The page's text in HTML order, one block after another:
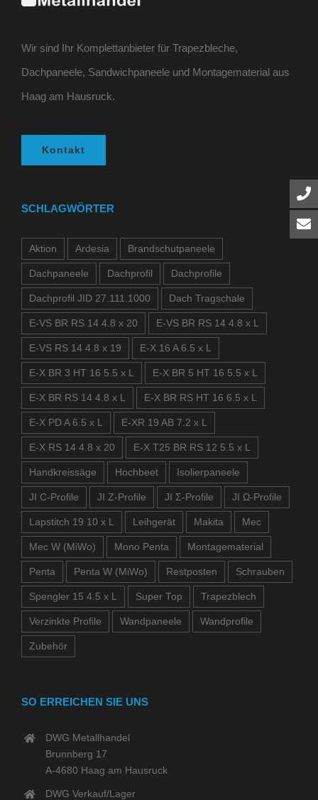
Wir sind Ihr Komplettanbieter für Trapezbleche,
Dachpaneele, Sandwichpaneele und Montagematerial aus
Haag am Hausruck.
Kontakt
SCHLAGWÖRTER
Aktion Ardesia Brandschutpaneele
Dachpaneele Dachprofil Dachprofile
Dachprofil JID 27.111.1000 Dach Tragschale
E-VS BR RS 14 4.8 x 20 E-VS BR RS 14 4.8 x L
E-VS RS 14 4.8 x 19 E-X 16 A 6.5 x L
E-X BR 3 HT 16 5.5 x L E-X BR 5 HT 16 5.5 x L
E-X BR RS 14 4.8 x L E-X BR RS HT 16 6.5 x L
E-X PD A 6.5 x L E-XR 19 AB 7.2 x L
E-X RS 14 4.8 x 20 E-X T25 BR RS 12 5.5 x L
Handkreissäge Hochbeet Isolierpaneele
JI C-Profile JI Z-Profile JI Σ-Profile JI Ω-Profile
Lapstitch 19 10 x L Leihgerät Makita Mec
Mec W (MiWo) Mono Penta Montagematerial
Penta Penta W (MiWo) Restposten Schrauben
Spengler 15 4.5 x L Super Top Trapezblech
Verzinkte Profile Wandpaneele Wandprofile
Zubehör
SO ERREICHEN SIE UNS
DWG Metallhandel
Brunnberg 17
A-4680 Haag am Hausruck
DWG Verkauf/Lager